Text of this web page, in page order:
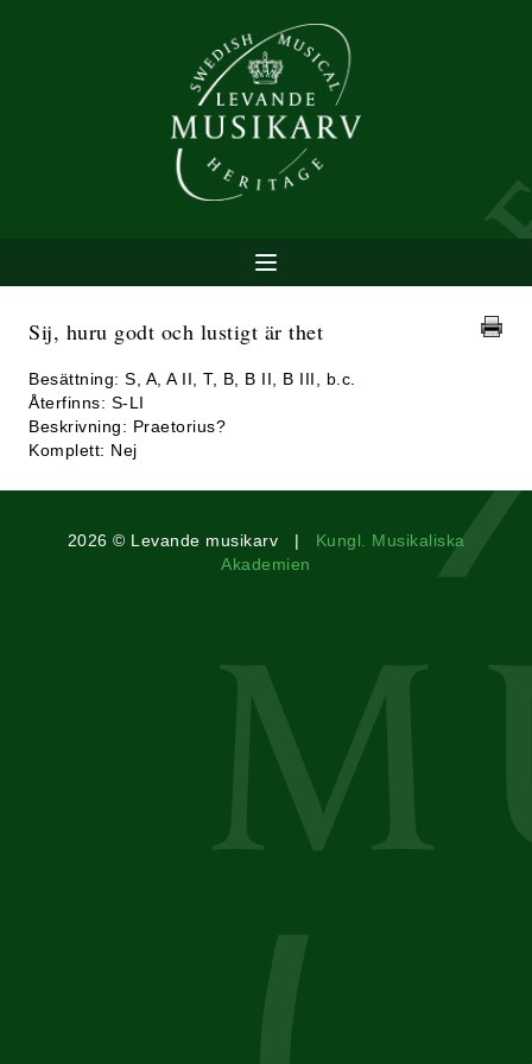
Sij, huru godt och lustigt är thet
Besättning: S, A, A II, T, B, B II, B III, b.c.
Återfinns: S-LI
Beskrivning: Praetorius?
Komplett: Nej
2026 © Levande musikarv | Kungl. Musikaliska
Akademien